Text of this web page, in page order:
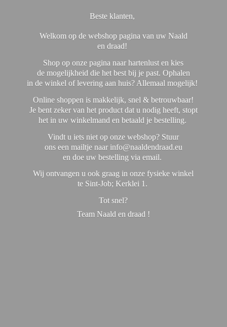
Beste klanten,
Welkom op de webshop pagina van uw Naald
en draad!
Shop op onze pagina naar hartenlust en kies
de mogelijkheid die het best bij je past. Ophalen
in de winkel of levering aan huis? Allemaal mogelijk!
Online shoppen is makkelijk, snel & betrouwbaar!
Je bent zeker van het product dat u nodig heeft, stopt
het in uw winkelmand en betaald je bestelling.
Vindt u iets niet op onze webshop? Stuur
ons een mailtje naar info@naaldendraad.eu
en doe uw bestelling via email.
Wij ontvangen u ook graag in onze fysieke winkel
te Sint-Job; Kerklei 1.
Tot snel?
Team Naald en draad !